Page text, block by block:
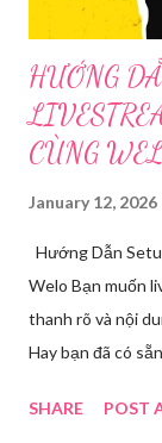
HƯỚNG
CÙNG
January 12, 2026
Hướng Dẫn
Welo Bạn muốn
thanh rõ và nội
Hay bạn đã có
dẫn thực tế cùng
SHARE POST